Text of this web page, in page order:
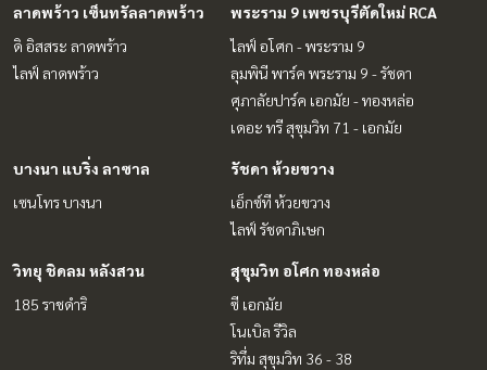
ลาดพร้าว เซ็นทรัลลาดพร้าว
ดิ อิสสระ ลาดพร้าว
ไลฟ์ ลาดพร้าว
พระราม 9 เพชรบุรีตัดใหม่ RCA
ไลฟ์ อโศก - พระราม 9
ลุมพินี พาร์ค พระราม 9 - รัชดา
ศุภาลัยปาร์ค เอกมัย - ทองหล่อ
เดอะ ทรี สุขุมวิท 71 - เอกมัย
บางนา แบริ่ง ลาซาล
เซนโทร บางนา
รัชดา ห้วยขวาง
เอ็กซ์ที ห้วยขวาง
ไลฟ์ รัชดาภิเษก
วิทยุ ชิดลม หลังสวน
185 ราชดำริ
สุขุมวิท อโศก ทองหล่อ
ซี เอกมัย
โนเบิล รีวิล
ริทึ่ม สุขุมวิท 36 - 38